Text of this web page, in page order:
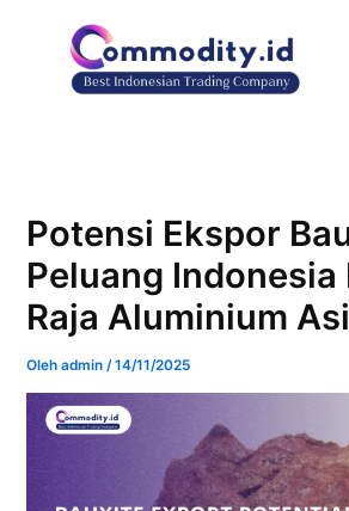
Potensi Ekspor
Peluang Indonesia
Raja Aluminium
Olehadmin/14/11/2025